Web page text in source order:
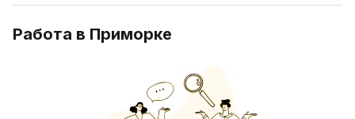
Работа в Приморке